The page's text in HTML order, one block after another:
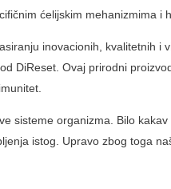
ćelijskim mehanizmima i
inovacionih, kvalitetnih
DiReset. Ovaj prirodni
sisteme organizma. Bilo
istog. Upravo zbog toga